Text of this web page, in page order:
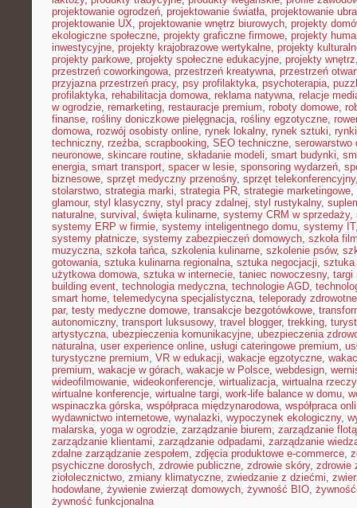
projektowanie ogrodzeń, projektowanie światła, projektowanie
projektowanie UX, projektowanie wnętrz biurowych, projekty
ekologiczne społeczne, projekty graficzne firmowe, projekty
inwestycyjne, projekty krajobrazowe wertykalne, projekty
projekty parkowe, projekty społeczne edukacyjne, projekty wnętrz
przestrzeń coworkingowa, przestrzeń kreatywna, przestrzeń
przyjazna przestrzeń pracy, psy profilaktyka, psychoterapia,
profilaktyka, rehabilitacja domowa, reklama natywna, relacje
w ogrodzie, remarketing, restauracje premium, roboty domowe,
finanse, rośliny doniczkowe pielęgnacja, rośliny egzotyczne,
domowa, rozwój osobisty online, rynek lokalny, rynek sztuki,
techniczny, rzeźba, scrapbooking, SEO techniczne, serowarstwo
neuronowe, skincare routine, składanie modeli, smart budynki,
energia, smart transport, spacer w lesie, sponsoring wydarzeń,
biznesowe, sprzęt medyczny przenośny, sprzęt telekonferencyjny
stolarstwo, strategia marki, strategia PR, strategie marketingowe,
glamour, styl klasyczny, styl pracy zdalnej, styl rustykalny,
naturalne, survival , święta kulinarne, systemy CRM w sprzedaży,
systemy ERP w firmie, systemy inteligentnego domu, systemy IT
systemy płatnicze, systemy zabezpieczeń domowych, szkoła
muzyczna, szkoła tańca, szkolenia kulinarne, szkolenie psów,
gotowania, sztuka kulinarna regionalna, sztuka negocjacji, sztuka
użytkowa domowa, sztuka w internecie, taniec nowoczesny, targi
building event, technologia medyczna, technologie AGD,
smart home, telemedycyna specjalistyczna, teleporady zdrowotne
par, testy medyczne domowe, transakcje bezgotówkowe,
autonomiczny, transport luksusowy, travel blogger, trekking,
artystyczna, ubezpieczenia komunikacyjne, ubezpieczenia
naturalna, user experience online, usługi cateringowe premium,
turystyczne premium, VR w edukacji, wakacje egzotyczne,
premium, wakacje w górach, wakacje w Polsce, webdesign,
wideofilmowanie, wideokonferencje, wirtualizacja, wirtualna
wirtualne konferencje, wirtualne targi, work-life balance w domu,
wspinaczka górska, współpraca międzynarodowa, współpraca
wydawnictwo internetowe, wynalazki, wypoczynek ekologiczny,
malarska, yoga w ogrodzie, zarządzanie biurem, zarządzanie flotą
zarządzanie klientami, zarządzanie odpadami, zarządzanie
zdalne zarządzanie zespołem, zdjęcia produktowe e-commerce,
psychiczne dorosłych, zdrowie publiczne, zdrowie skóry, zdrowie
ziołolecznictwo, zmiany klimatyczne, zwiedzanie z dziećmi,
hodowlane, żywienie zwierząt domowych, żywność BIO,
żywność funkcjonalna